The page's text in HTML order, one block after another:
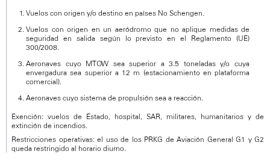
Vuelos con origen y/o destino en países No Schengen.
Vuelos con origen en un aeródromo que no aplique medidas de
seguridad en salida según lo previsto en el Reglamento (UE)
300/2008.
Aeronaves cuyo MTOW sea superior a 3.5 toneladas y/o cuya
envergadura sea superior a 12 m (estacionamiento en plataforma
comercial).
Aeronaves cuyo sistema de propulsión sea a reacción.
Exención: vuelos de Estado, hospital, SAR, militares, humanitarios y de
extinción de incendios.
Restricciones operativas: el uso de los PRKG de Aviación General G1 y G2
queda restringido al horario diurno.